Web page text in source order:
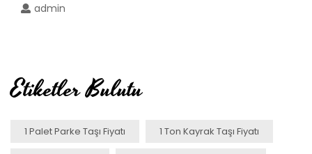
admin
Etiketler Bulutu
1 Palet Parke Taşı Fiyatı 1 Ton Kayrak Taşı Fiyatı